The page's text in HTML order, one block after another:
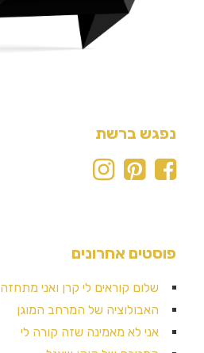
נפגש ברשת
פוסטים אחרונים
שלום קוראים לי קרן ואני מתחזה
האבולוציה של המרחב המוגן
אני לא מאמינה שזה קורה לי